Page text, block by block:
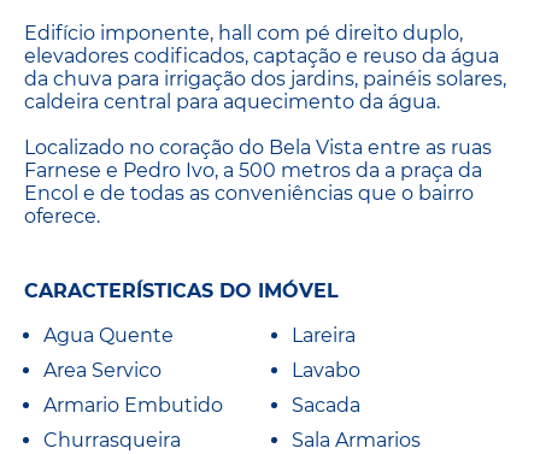
Edifício imponente, hall com pé direito duplo,
elevadores codificados, captação e reuso da água
da chuva para irrigação dos jardins, painéis solares,
caldeira central para aquecimento da água.
Localizado no coração do Bela Vista entre as ruas
Farnese e Pedro Ivo, a 500 metros da a praça da
Encol e de todas as conveniências que o bairro
oferece.
CARACTERÍSTICAS DO IMÓVEL
Agua Quente
Area Servico
Armario Embutido
Churrasqueira
Lareira
Lavabo
Sacada
Sala Armarios